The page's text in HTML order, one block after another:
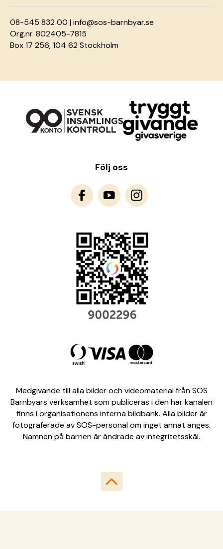
08-545 832 00 |info@sos-barnbyar.se
Org.nr. 802405-7815
Box 17 256, 104 62 Stockholm
Följ oss
Medgivande till alla bilder och videomaterial från SOS
Barnbyars verksamhet som publiceras i den här kanalen
finns i organisationens interna bildbank. Alla bilder är
fotograferade av SOS-personal om inget annat anges.
Namnen på barnen är ändrade av integritetsskäl.